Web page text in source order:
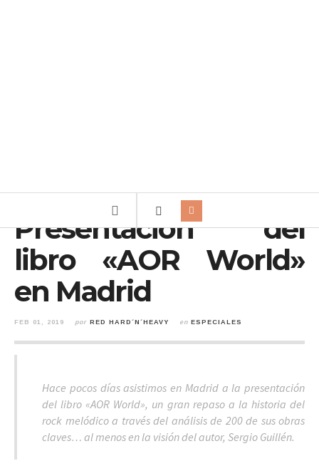
Presentación del
libro «AOR World»
en Madrid
FEB 01, 2019 por RED HARD´N´HEAVY en ESPECIALES
Hace pocos días asistimos en Madrid a la presentación
del libro «AOR World», un gran repaso a la historia del
rock melódico a través del análisis de 200 de sus obras
claves… al menos en la visión del autor, Sergio Guillén.